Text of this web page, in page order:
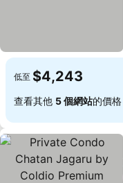
低至 $4,243
查看其他 5 個網站的價格